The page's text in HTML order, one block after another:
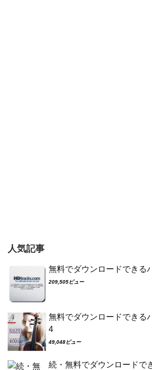
人気記事
無料でダウンロードできる
209,505ビュー
無料でダウンロードでき
4
49,048ビュー
続・無料でダウンロードで